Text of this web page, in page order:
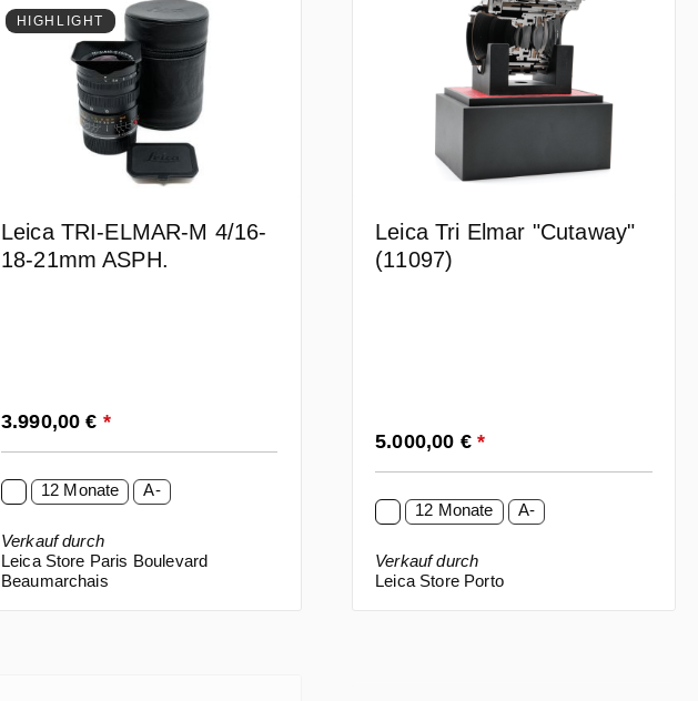
HIGHLIGHT
Leica TRI-ELMAR-M 4/16-
18-21mm ASPH.
Regulärer Preis:
3.990,00 € *
12 Monate A-
Verkauf durch
Leica Store Paris Boulevard
Beaumarchais
Leica Tri Elmar "Cutaway"
(11097)
Regulärer Preis:
5.000,00 € *
12 Monate A-
Verkauf durch
Leica Store Porto